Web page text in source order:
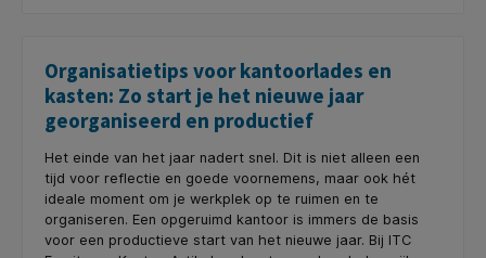
Organisatietips voor kantoorlades en
kasten: Zo start je het nieuwe jaar
georganiseerd en productief
Het einde van het jaar nadert snel. Dit is niet alleen een
tijd voor reflectie en goede voornemens, maar ook hét
ideale moment om je werkplek op te ruimen en te
organiseren. Een opgeruimd kantoor is immers de basis
voor een productieve start van het nieuwe jaar. Bij ITC